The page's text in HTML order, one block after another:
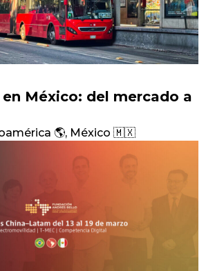
México: del mercado a
🌎, México 🇲🇽